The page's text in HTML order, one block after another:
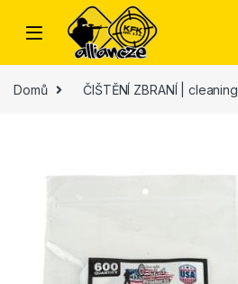
Skip to navigation
Skip to content
Domů ČIŠTĚNÍ ZBRANÍ | cleaning